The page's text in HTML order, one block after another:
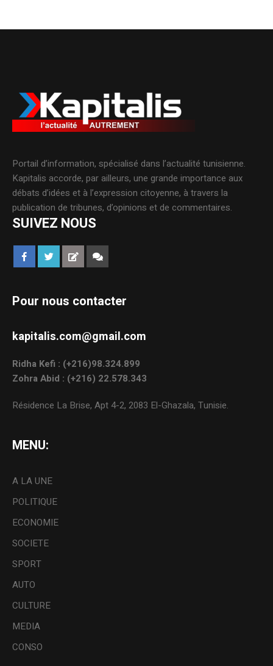
Portail d’information, spécialisé dans l’actualité tunisienne.
Kapitalis accorde, par ailleurs, une grande importance aux
débats d’idées et à l’expression citoyenne, à travers la
publication de tribunes, d’opinions et de commentaires.
SUIVEZ NOUS
Pour nous contacter
kapitalis.com@gmail.com
Ridha Kefi : (+216)98.324.899
Zohra Abid : (+216) 22.578.343
Résidence La Brise, Apt 4-2, 2083 El-Ghazala, Tunisie.
MENU:
A LA UNE
POLITIQUE
ECONOMIE
SOCIETE
SPORT
AUTO
CULTURE
MEDIA
CONSO